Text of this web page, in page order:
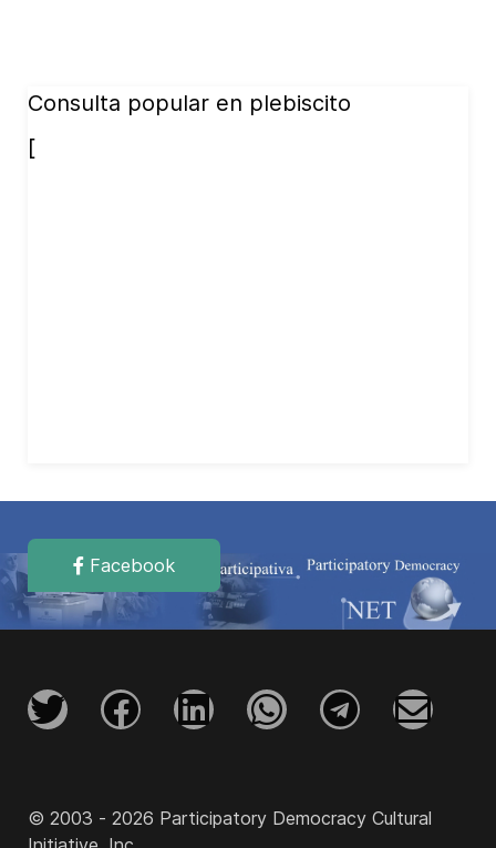
Consulta popular en plebiscito
[
Facebook
© 2003 - 2026 Participatory Democracy Cultural